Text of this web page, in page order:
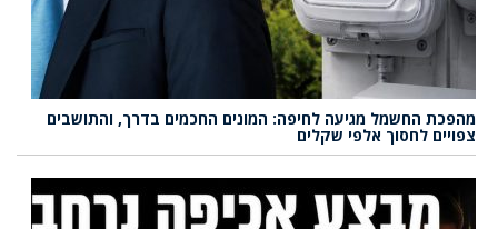
מהפכת החשמל מגיעה לחיפה: המונים החכמים בדרך, והתושבים
צפויים לחסוך אלפי שקלים